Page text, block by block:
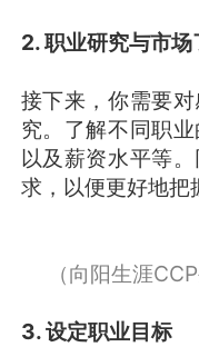
2. 职业研究与市场
接下来，你需要
究。了解不同职
以及薪资水平等
求，以便更好地把
（向阳生涯
3. 设定职业目标